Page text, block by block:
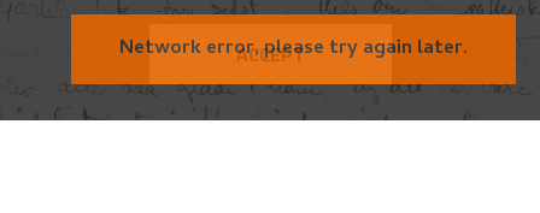
ACCEPT
Network error, please try again later.